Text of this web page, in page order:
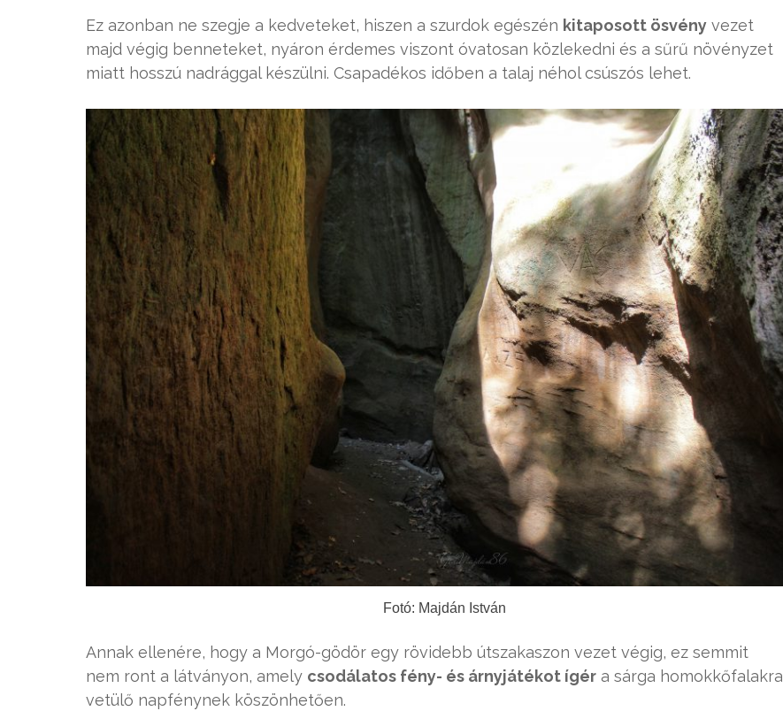
Ez azonban ne szegje a kedveteket, hiszen a szurdok egészén kitaposott ösvény vezet
majd végig benneteket, nyáron érdemes viszont óvatosan közlekedni és a sűrű növényzet
miatt hosszú nadrággal készülni. Csapadékos időben a talaj néhol csúszós lehet.
Fotó: Majdán István
Annak ellenére, hogy a Morgó-gödör egy rövidebb útszakaszon vezet végig, ez semmit
nem ront a látványon, amely csodálatos fény- és árnyjátékot ígér a sárga homokkőfalakra
vetülő napfénynek köszönhetően.